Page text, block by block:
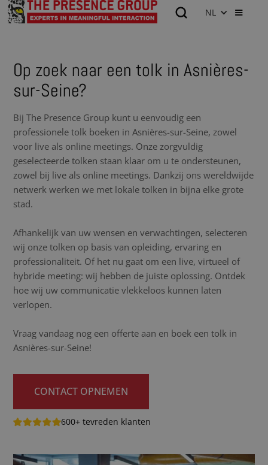
NL
Op zoek naar een tolk in Asnières-
sur-Seine?
Bij The Presence Group kunt u eenvoudig een
professionele tolk boeken in Asnières-sur-Seine, zowel
voor live als online meetings. Onze zorgvuldig
geselecteerde tolken staan klaar om u te ondersteunen,
zowel bij live als online meetings. Dankzij ons wereldwijde
netwerk werken we met lokale tolken in bijna elke grote
stad.
Afhankelijk van uw wensen en verwachtingen, selecteren
wij onze tolken op basis van opleiding, ervaring en
professionaliteit. Of het nu gaat om een live, virtueel of
hybride meeting: wij hebben de juiste oplossing. Ontdek
hoe wij uw communicatie vlekkeloos kunnen laten
verlopen.
Vraag vandaag nog een offerte aan en boek een tolk in
Asnières-sur-Seine!
CONTACT OPNEMEN
600+ tevreden klanten